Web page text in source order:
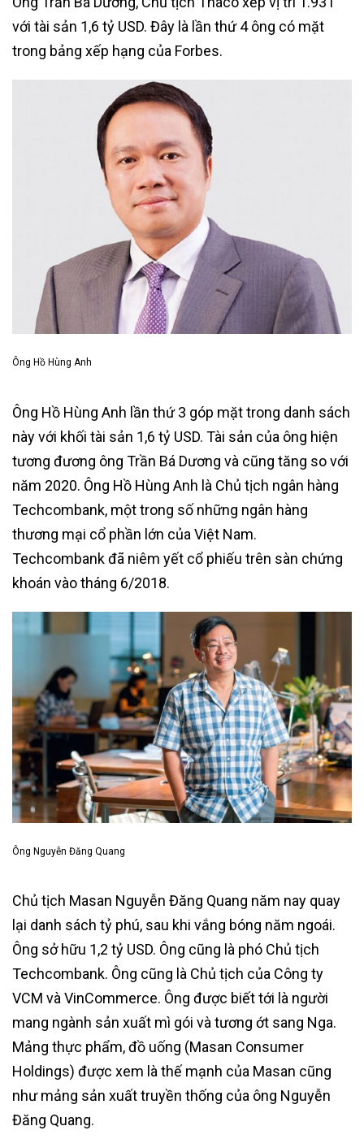
với tài sản 1,6 tỷ USD. Đây là lần thứ 4 ông có mặt
trong bảng xếp hạng của Forbes.
Ông Hồ Hùng Anh
Ông Hồ Hùng Anh lần thứ 3 góp mặt trong danh sách
này với khối tài sản 1,6 tỷ USD. Tài sản của ông hiện
tương đương ông Trần Bá Dương và cũng tăng so với
năm 2020. Ông Hồ Hùng Anh là Chủ tịch ngân hàng
Techcombank, một trong số những ngân hàng
thương mại cổ phần lớn của Việt Nam.
Techcombank đã niêm yết cổ phiếu trên sàn chứng
khoán vào tháng 6/2018.
Ông Nguyễn Đăng Quang
Chủ tịch Masan Nguyễn Đăng Quang năm nay quay
lại danh sách tỷ phú, sau khi vắng bóng năm ngoái.
Ông sở hữu 1,2 tỷ USD. Ông cũng là phó Chủ tịch
Techcombank. Ông cũng là Chủ tịch của Công ty
VCM và VinCommerce. Ông được biết tới là người
mang ngành sản xuất mì gói và tương ớt sang Nga.
Mảng thực phẩm, đồ uống (Masan Consumer
Holdings) được xem là thế mạnh của Masan cũng
như mảng sản xuất truyền thống của ông Nguyễn
Đăng Quang.